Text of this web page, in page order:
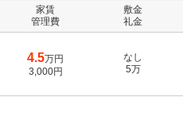
家賃
管理費
敷金
礼金
4.5万円
3,000円
なし
5万